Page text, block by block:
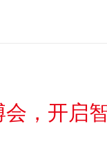
，开启